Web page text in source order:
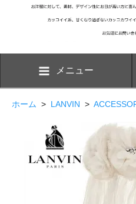
メニュー
ホーム > LANVIN >